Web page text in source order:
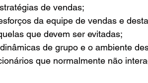
de vendas;
da equipe de vendas e
que devem ser evitadas;
de grupo e o ambiente
que normalmente não